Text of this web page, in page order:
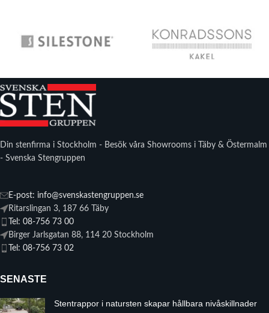
Din stenfirma i Stockholm - Besök våra Showrooms i Täby & Östermalm
- Svenska Stengruppen
E-post: info@svenskastengruppen.se
Ritarslingan 3, 187 66 Täby
Tel: 08-756 73 00
Birger Jarlsgatan 88, 114 20 Stockholm
Tel: 08-756 73 02
SENASTE
Stentrappor i natursten skapar hållbara nivåskillnader